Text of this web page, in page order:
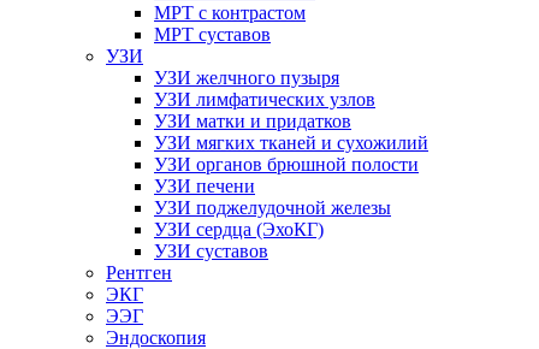
МРТ с контрастом
МРТ суставов
УЗИ
УЗИ желчного пузыря
УЗИ лимфатических узлов
УЗИ матки и придатков
УЗИ мягких тканей и сухожилий
УЗИ органов брюшной полости
УЗИ печени
УЗИ поджелудочной железы
УЗИ сердца (ЭхоКГ)
УЗИ суставов
Рентген
ЭКГ
ЭЭГ
Эндоскопия